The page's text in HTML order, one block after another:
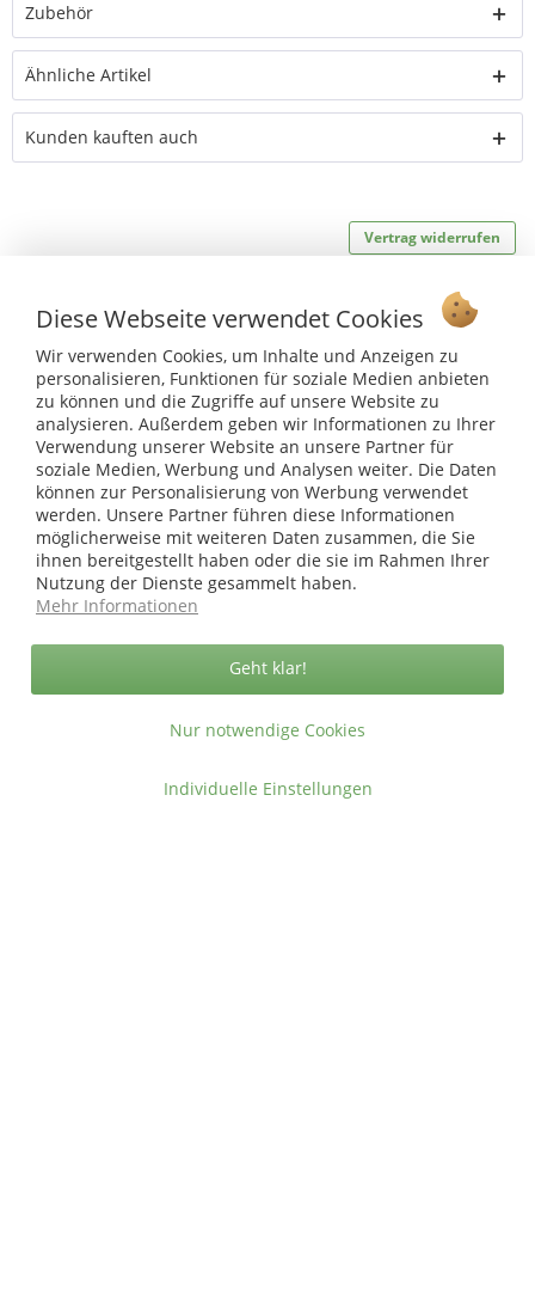
Sichtschutzstreifen für alle handelsüblichen
Doppelstabmatten und Stabgitterzäune
UV-beständig und wetterfest
einzelne Streifen in 210 oder 260 cm Länge
Rolle in 26,0 m Länge
Höhe 19 cm
Zubehör
Ähnliche Artikel
Kunden kauften auch
Vertrag widerrufen
Service Hotline
Shop Service
Informationen
* bei Paketversand. Alle Preise inkl. gesetzl. Mehrwertsteuer zzgl.
Versandkosten.
Copyright © afp marketing gmbh - Alle Rechte vorbehalten
Diese Webseite verwendet Cookies
Wir verwenden Cookies, um Inhalte und Anzeigen zu
personalisieren, Funktionen für soziale Medien anbieten
zu können und die Zugriffe auf unsere Website zu
analysieren. Außerdem geben wir Informationen zu Ihrer
Verwendung unserer Website an unsere Partner für
soziale Medien, Werbung und Analysen weiter. Die Daten
können zur Personalisierung von Werbung verwendet
werden. Unsere Partner führen diese Informationen
möglicherweise mit weiteren Daten zusammen, die Sie
ihnen bereitgestellt haben oder die sie im Rahmen Ihrer
Nutzung der Dienste gesammelt haben.
Mehr Informationen
Nur notwendige Cookies
Geht klar!
Individuelle Einstellungen